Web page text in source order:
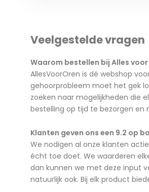
Veelgestelde vragen
Waarom bestellen bij Alles voor
AllesVoorOren is dé webshop
gehoorprobleem moet het gek
zoeken naar mogelijkheden die
bestelling op tijd te bezorgen en
Klanten geven ons een 9.2 op
We nodigen al onze klanten
écht toe doet. We waarderen
dan kunnen we met deze input
natuurlijk ook. Bij elk product